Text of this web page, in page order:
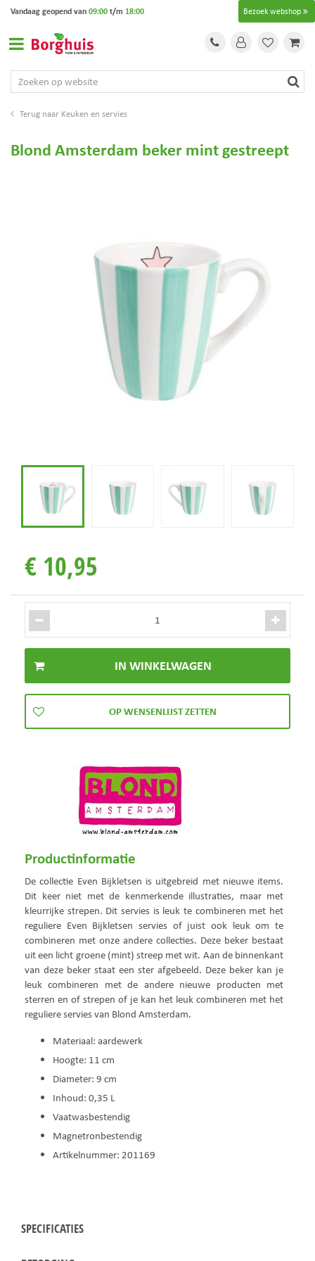
Keuken en servies
Bezoek webshop
Vandaag geopend van09:00t/m 18:00
Blond Amsterdam beker mint gestreept
€ 10,95
Productinformatie
De collectie Even Bijkletsen is uitgebreid met nieuwe items.
Dit keer niet met de kenmerkende illustraties, maar met
kleurrijke strepen. Dit servies is leuk te combineren met het
reguliere Even Bijkletsen servies of juist ook leuk om te
combineren met onze andere collecties. Deze beker bestaat
uit een licht groene (mint) streep met wit. Aan de binnenkant
van deze beker staat een ster afgebeeld. Deze beker kan je
leuk combineren met de andere nieuwe producten met
sterren en of strepen of je kan het leuk combineren met het
reguliere servies van Blond Amsterdam.
Materiaal: aardewerk
Hoogte: 11 cm
Diameter: 9 cm
Inhoud: 0,35 L
Vaatwasbestendig
Magnetronbestendig
Artikelnummer: 201169
SPECIFICATIES